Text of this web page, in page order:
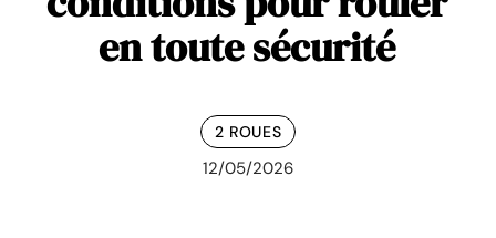
en toute sécurité
2 ROUES
12/05/2026